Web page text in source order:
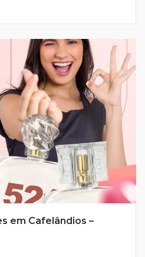
em Cafelândios –